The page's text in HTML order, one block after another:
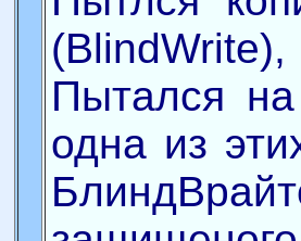
Пытался
одна из